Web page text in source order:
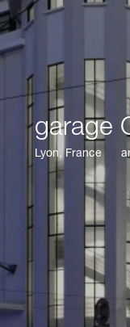
garage
Lyon, France
garage
Lyon, France
Date de livraison
Maître d'ouvrage
6ème sens
Direction
les éclaireurs
Budget
30 000 000 € HT